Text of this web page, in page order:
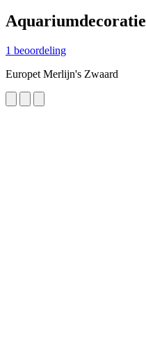
Aquariumdecoratie
1 beoordeling
Europet Merlijn's Zwaard